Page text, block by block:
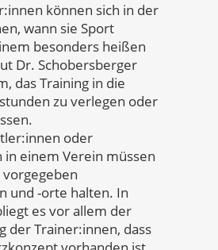
können sich in der
wann sie Sport
besonders heißen
Dr. Schobersberger
das Training in die
zu verlegen oder
oder
einem Verein müssen
vorgegeben
und -orte halten. In
es vor allem der
der Trainer:innen, dass